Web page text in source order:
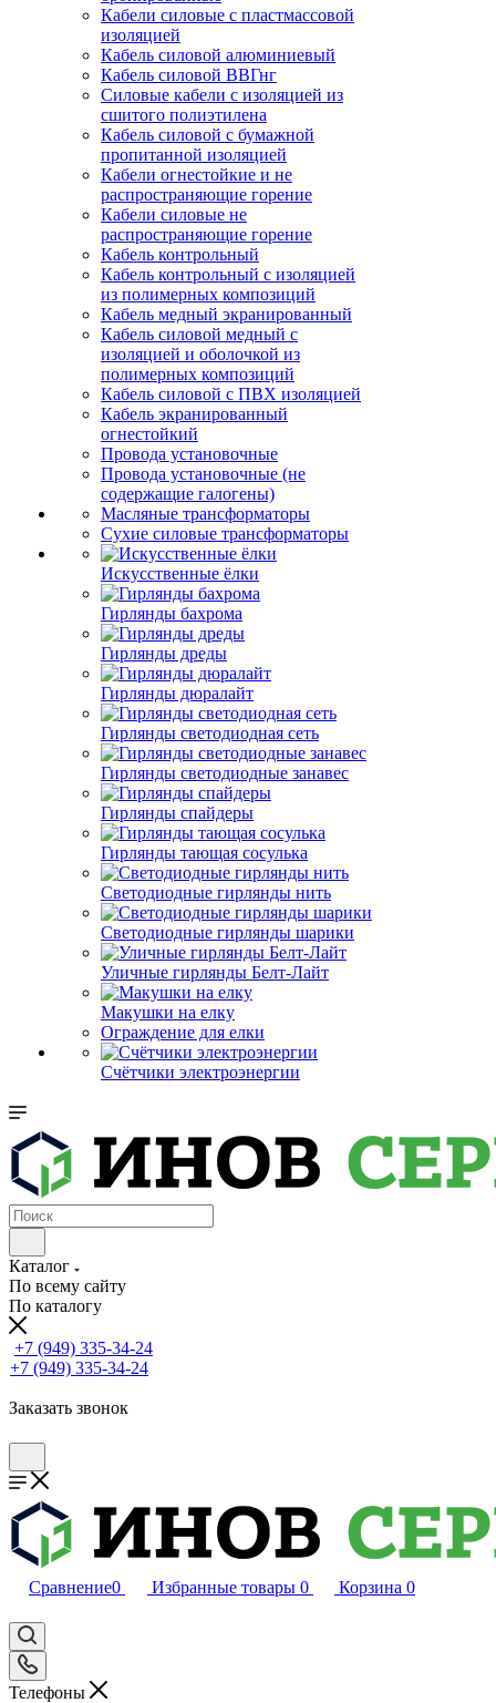
Кабели силовые с пластмассовой
изоляцией
Кабель силовой алюминиевый
Кабель силовой ВВГнг
Силовые кабели с изоляцией из
сшитого полиэтилена
Кабель силовой с бумажной
пропитанной изоляцией
Кабели огнестойкие и не
распространяющие горение
Кабели силовые не
распространяющие горение
Кабель контрольный
Кабель контрольный с изоляцией
из полимерных композиций
Кабель медный экранированный
Кабель силовой медный с
изоляцией и оболочкой из
полимерных композиций
Кабель силовой с ПВХ изоляцией
Кабель экранированный
огнестойкий
Провода установочные
Провода установочные (не
содержащие галогены)
Масляные трансформаторы
Сухие силовые трансформаторы
Искусственные ёлки
Гирлянды бахрома
Гирлянды дреды
Гирлянды дюралайт
Гирлянды светодиодная сеть
Гирлянды светодиодные занавес
Гирлянды спайдеры
Гирлянды тающая сосулька
Светодиодные гирлянды нить
Светодиодные гирлянды шарики
Уличные гирлянды Белт-Лайт
Макушки на елку
Ограждение для елки
Счётчики электроэнергии
Каталог
По всему сайту
По каталогу
+7 (949) 335-34-24
+7 (949) 335-34-24
Заказать звонок
Сравнение0 Избранные товары 0 Корзина 0
Телефоны